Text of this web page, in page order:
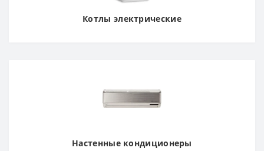
Котлы электрические
Настенные кондиционеры